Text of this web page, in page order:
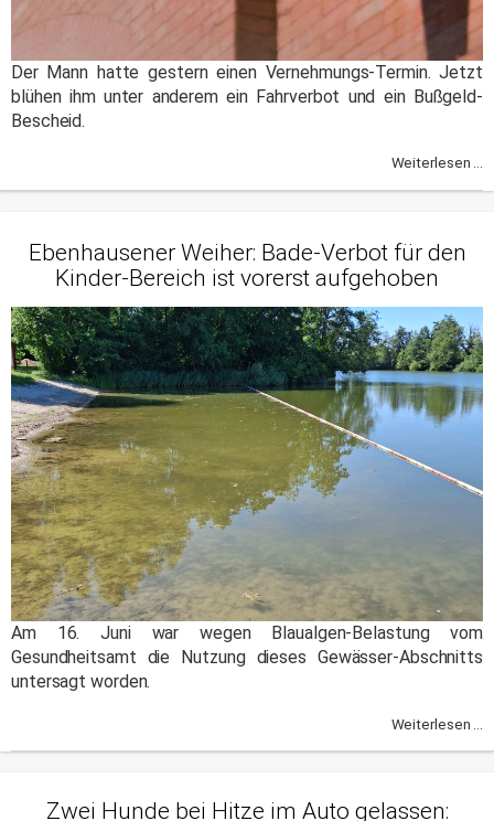
Der Mann hatte gestern einen Vernehmungs-Termin. Jetzt
blühen ihm unter anderem ein Fahrverbot und ein Bußgeld-
Bescheid.
Weiterlesen ...
Ebenhausener Weiher: Bade-Verbot für den
Kinder-Bereich ist vorerst aufgehoben
Am 16. Juni war wegen Blaualgen-Belastung vom
Gesundheitsamt die Nutzung dieses Gewässer-Abschnitts
untersagt worden.
Weiterlesen ...
Zwei Hunde bei Hitze im Auto gelassen: